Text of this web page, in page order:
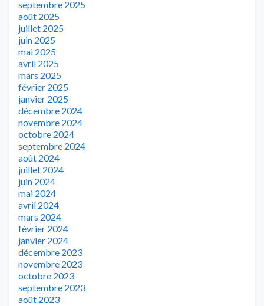
septembre 2025
août 2025
juillet 2025
juin 2025
mai 2025
avril 2025
mars 2025
février 2025
janvier 2025
décembre 2024
novembre 2024
octobre 2024
septembre 2024
août 2024
juillet 2024
juin 2024
mai 2024
avril 2024
mars 2024
février 2024
janvier 2024
décembre 2023
novembre 2023
octobre 2023
septembre 2023
août 2023